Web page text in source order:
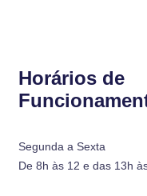
Horários de
Segunda a Sexta
De 8h às 12 e das 13h